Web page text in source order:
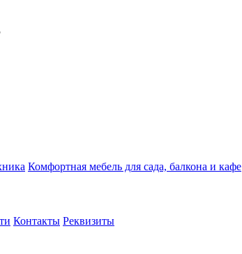
Комфортная мебель для сада, балкона и кафе
Контакты Реквизиты